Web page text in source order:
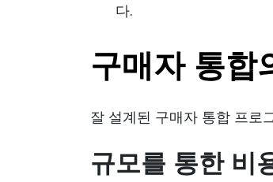
다.
구매자 통합
잘 설계된 구매자 통합 프로
규모를 통한 비